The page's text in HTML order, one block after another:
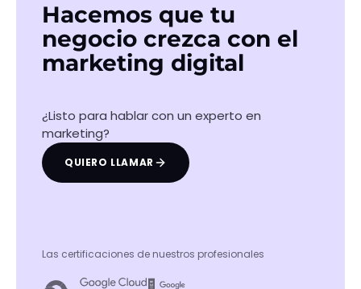
Hacemos que tu
negocio crezca con el
marketing digital
¿Listo para hablar con un experto en
marketing?
QUIERO LLAMAR
Las certificaciones de nuestros profesionales